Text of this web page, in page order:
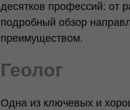
десятков профессий: от
подробный обзор
преимуществом.
Геолог
Одна из ключевых и